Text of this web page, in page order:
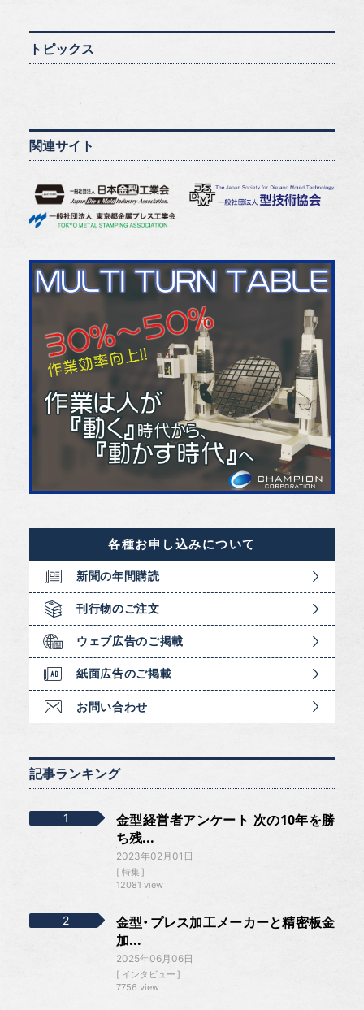
トピックス
関連サイト
各種お申し込みについて
新聞の年間購読
刊行物のご注文
ウェブ広告のご掲載
紙面広告のご掲載
お問い合わせ
記事ランキング
金型経営者アンケート 次の10年を勝
ち残...
2023年02月01日
特集
12081 view
金型・プレス加工メーカーと精密板金
加...
2025年06月06日
インタビュー
7756 view